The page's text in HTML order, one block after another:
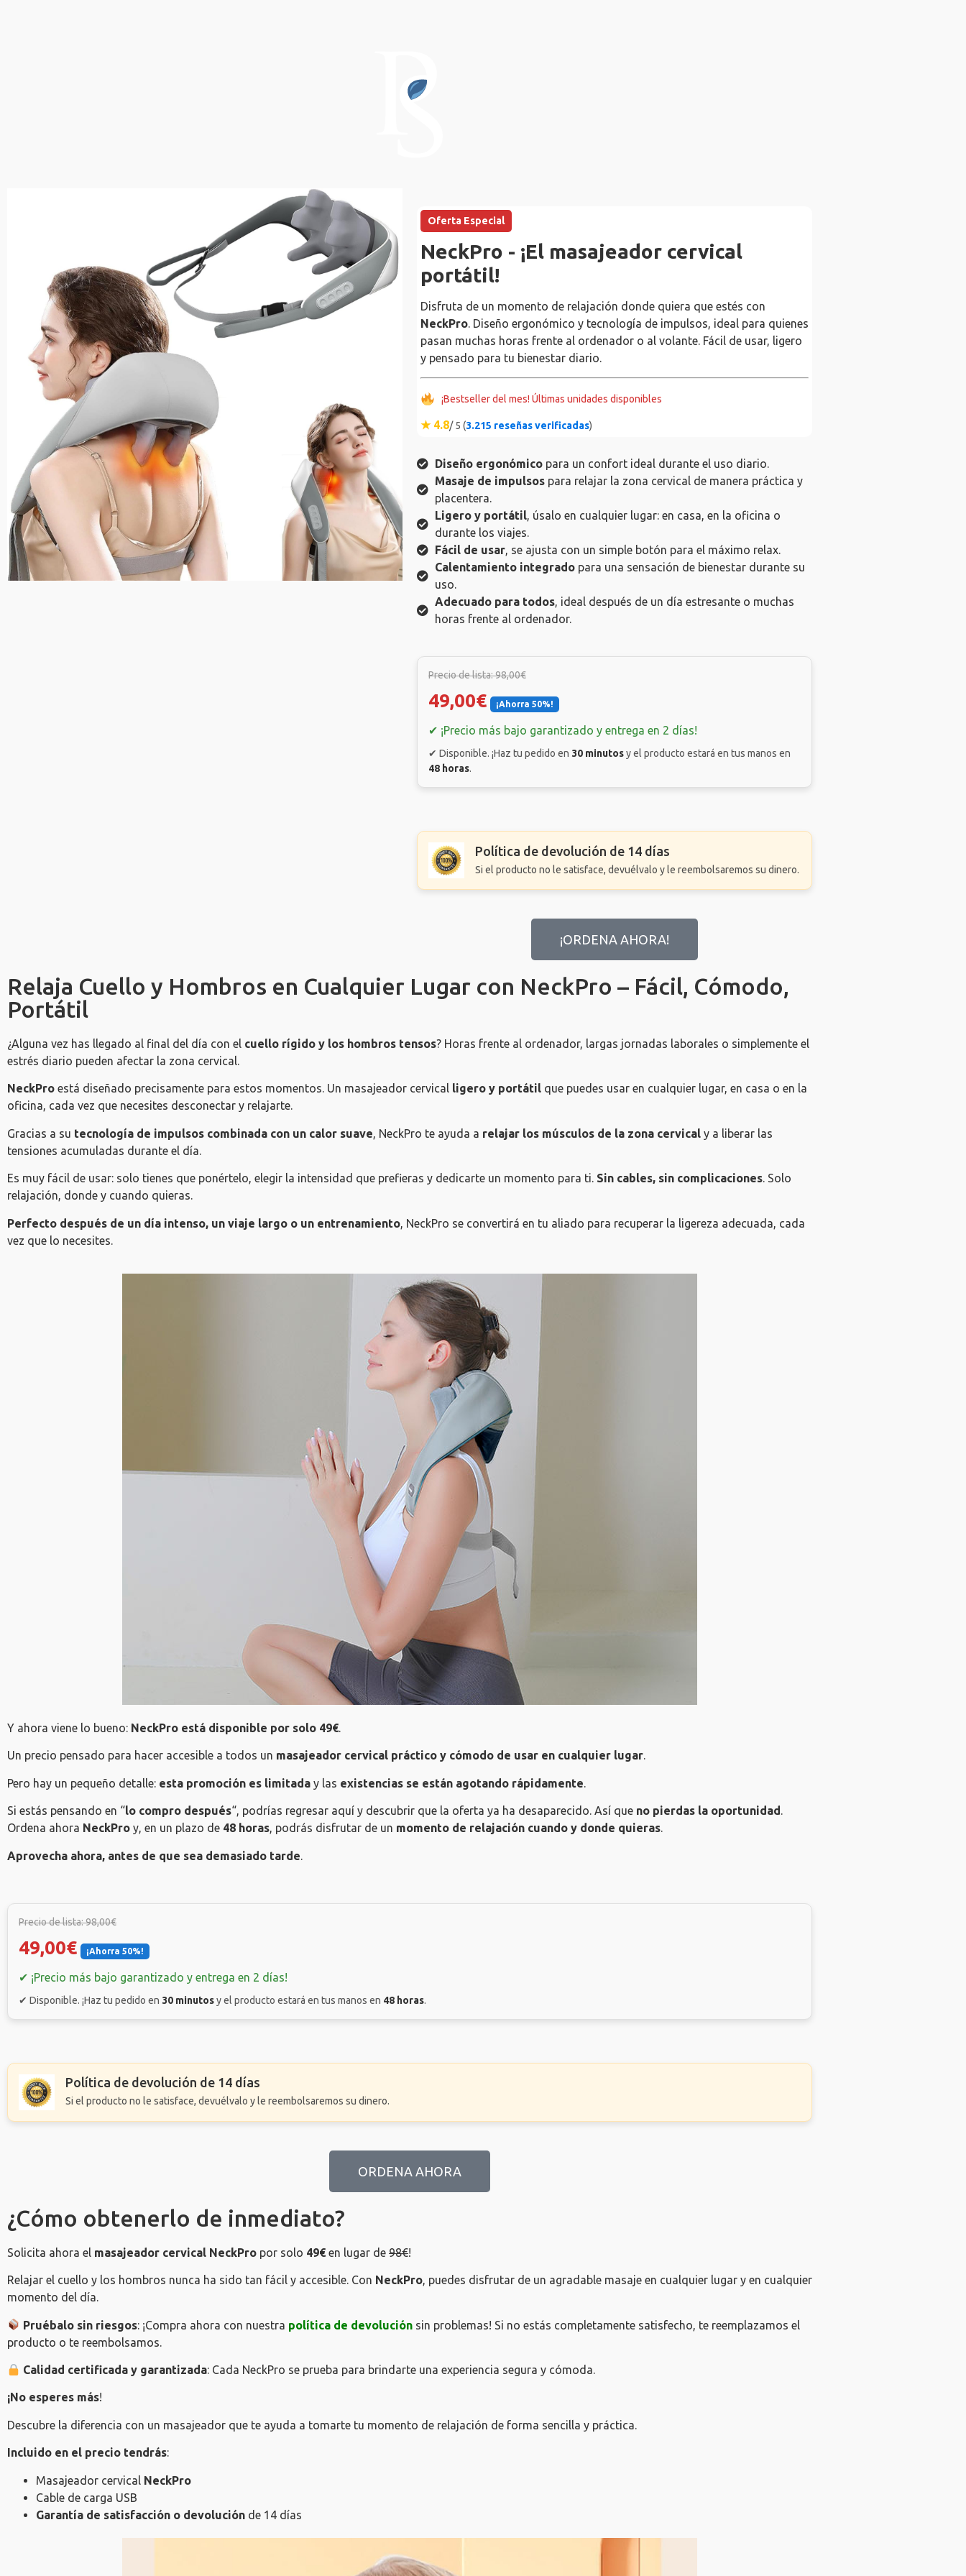
Oferta Especial
NeckPro - ¡El masajeador cervical
portátil!
Disfruta de un momento de relajación donde quiera que estés con
NeckPro. Diseño ergonómico y tecnología de impulsos, ideal para quienes
pasan muchas horas frente al ordenador o al volante. Fácil de usar, ligero
y pensado para tu bienestar diario.
¡Bestseller del mes! Últimas unidades disponibles
★ 4.8/ 5 (3.215 reseñas verificadas)
Diseño ergonómico para un confort ideal durante el uso diario.
Masaje de impulsos para relajar la zona cervical de manera práctica y
placentera.
Ligero y portátil, úsalo en cualquier lugar: en casa, en la oficina o
durante los viajes.
Fácil de usar, se ajusta con un simple botón para el máximo relax.
Calentamiento integrado para una sensación de bienestar durante su
uso.
Adecuado para todos, ideal después de un día estresante o muchas
horas frente al ordenador.
Precio de lista: 98,00€
49,00€ ¡Ahorra 50%!
✔ ¡Precio más bajo garantizado y entrega en 2 días!
✔ Disponible. ¡Haz tu pedido en 30 minutosy el producto estará en tus manos en
48 horas.
Política de devolución de 14 días
Si el producto no le satisface, devuélvalo y le reembolsaremos su dinero.
¡ORDENA AHORA!
Relaja Cuello y Hombros en Cualquier Lugar con NeckPro – Fácil, Cómodo,
Portátil
¿Alguna vez has llegado al final del día con el cuello rígido y los hombros tensos? Horas frente al ordenador, largas jornadas laborales o simplemente el
estrés diario pueden afectar la zona cervical.
NeckPro está diseñado precisamente para estos momentos. Un masajeador cervical ligero y portátil que puedes usar en cualquier lugar, en casa o en la
oficina, cada vez que necesites desconectar y relajarte.
Gracias a su tecnología de impulsos combinada con un calor suave, NeckPro te ayuda a relajar los músculos de la zona cervical y a liberar las
tensiones acumuladas durante el día.
Es muy fácil de usar: solo tienes que ponértelo, elegir la intensidad que prefieras y dedicarte un momento para ti. Sin cables, sin complicaciones. Solo
relajación, donde y cuando quieras.
Perfecto después de un día intenso, un viaje largo o un entrenamiento , NeckPro se convertirá en tu aliado para recuperar la ligereza adecuada, cada
vez que lo necesites.
Y ahora viene lo bueno: NeckPro está disponible por solo 49€.
Un precio pensado para hacer accesible a todos un masajeador cervical práctico y cómodo de usar en cualquier lugar.
Pero hay un pequeño detalle: esta promoción es limitada y las existencias se están agotando rápidamente.
Si estás pensando en “lo compro después“, podrías regresar aquí y descubrir que la oferta ya ha desaparecido. Así que no pierdas la oportunidad.
Ordena ahora NeckPro y, en un plazo de 48 horas, podrás disfrutar de un momento de relajación cuando y donde quieras.
Aprovecha ahora, antes de que sea demasiado tarde
Precio de lista: 98,00€
49,00€ ¡Ahorra 50%!
✔ ¡Precio más bajo garantizado y entrega en 2 días!
✔ Disponible. ¡Haz tu pedido en 30 minutosy el producto estará en tus manos en 48 horas.
Política de devolución de 14 días
Si el producto no le satisface, devuélvalo y le reembolsaremos su dinero.
ORDENA AHORA
¿Cómo obtenerlo de inmediato?
Solicita ahora el masajeador cervical NeckPro por solo 49€ en lugar de 98€!
Relajar el cuello y los hombros nunca ha sido tan fácil y accesible. Con NeckPro, puedes disfrutar de un agradable masaje en cualquier lugar y en cualquier
momento del día.
Pruébalo sin riesgos: ¡Compra ahora con nuestra política de devolución sin problemas! Si no estás completamente satisfecho, te reemplazamos el
producto o te reembolsamos.
Calidad certificada y garantizada: Cada NeckPro se prueba para brindarte una experiencia segura y cómoda.
¡No esperes más!
Descubre la diferencia con un masajeador que te ayuda a tomarte tu momento de relajación de forma sencilla y práctica.
Incluido en el precio tendrás:
Masajeador cervical NeckPro
Cable de carga USB
Garantía de satisfacción o devolución de 14 días